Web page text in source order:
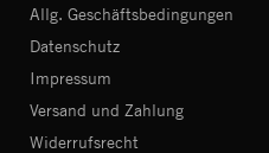
Allg. Geschäftsbedingungen
Datenschutz
Impressum
Versand und Zahlung
Widerrufsrecht